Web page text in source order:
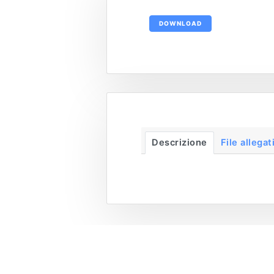
DOWNLOAD
Descrizione File